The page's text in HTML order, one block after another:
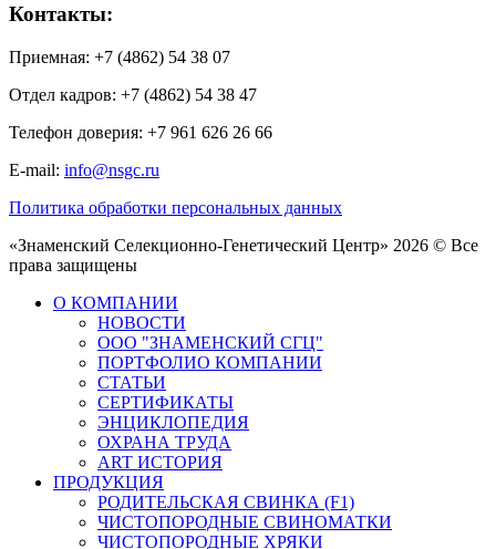
Контакты:
Приемная: +7 (4862) 54 38 07
Отдел кадров: +7 (4862) 54 38 47
Телефон доверия: +7 961 626 26 66
E-mail: info@nsgc.ru
Политика обработки персональных данных
«Знаменский Селекционно-Генетический Центр» 2026 © Все
права защищены
О КОМПАНИИ
НОВОСТИ
ООО "ЗНАМЕНСКИЙ СГЦ"
ПОРТФОЛИО КОМПАНИИ
СТАТЬИ
СЕРТИФИКАТЫ
ЭНЦИКЛОПЕДИЯ
ОХРАНА ТРУДА
ART ИСТОРИЯ
ПРОДУКЦИЯ
РОДИТЕЛЬСКАЯ СВИНКА (F1)
ЧИСТОПОРОДНЫЕ СВИНОМАТКИ
ЧИСТОПОРОДНЫЕ ХРЯКИ